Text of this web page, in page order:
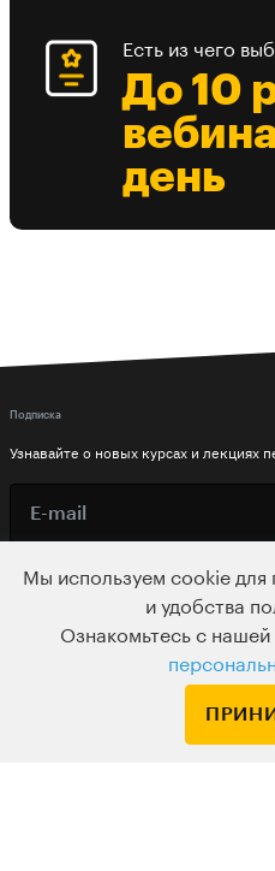
Есть из чего
До 10
день
По вопросам обращайтесь на
HELLO@LEVELVAN.RU
Подписка
Узнавайте о новых курсах и лекциях
Мы используем cookie для
и удобства
Ознакомьтесь с нашей